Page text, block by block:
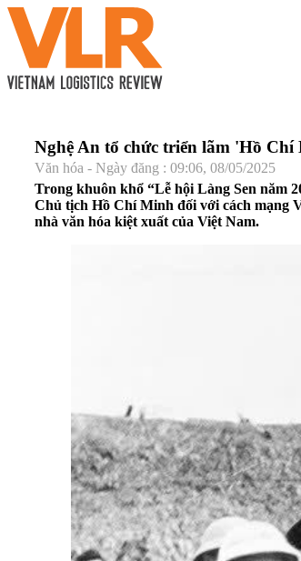
Nghệ An tổ chức triển lãm 'Hồ
Văn hóa - Ngày đăng : 09:06, 08/05/2025
Trong khuôn khổ “Lễ hội Làng Sen năm
Chủ tịch Hồ Chí Minh đối với cách mạng
nhà văn hóa kiệt xuất của Việt Nam.